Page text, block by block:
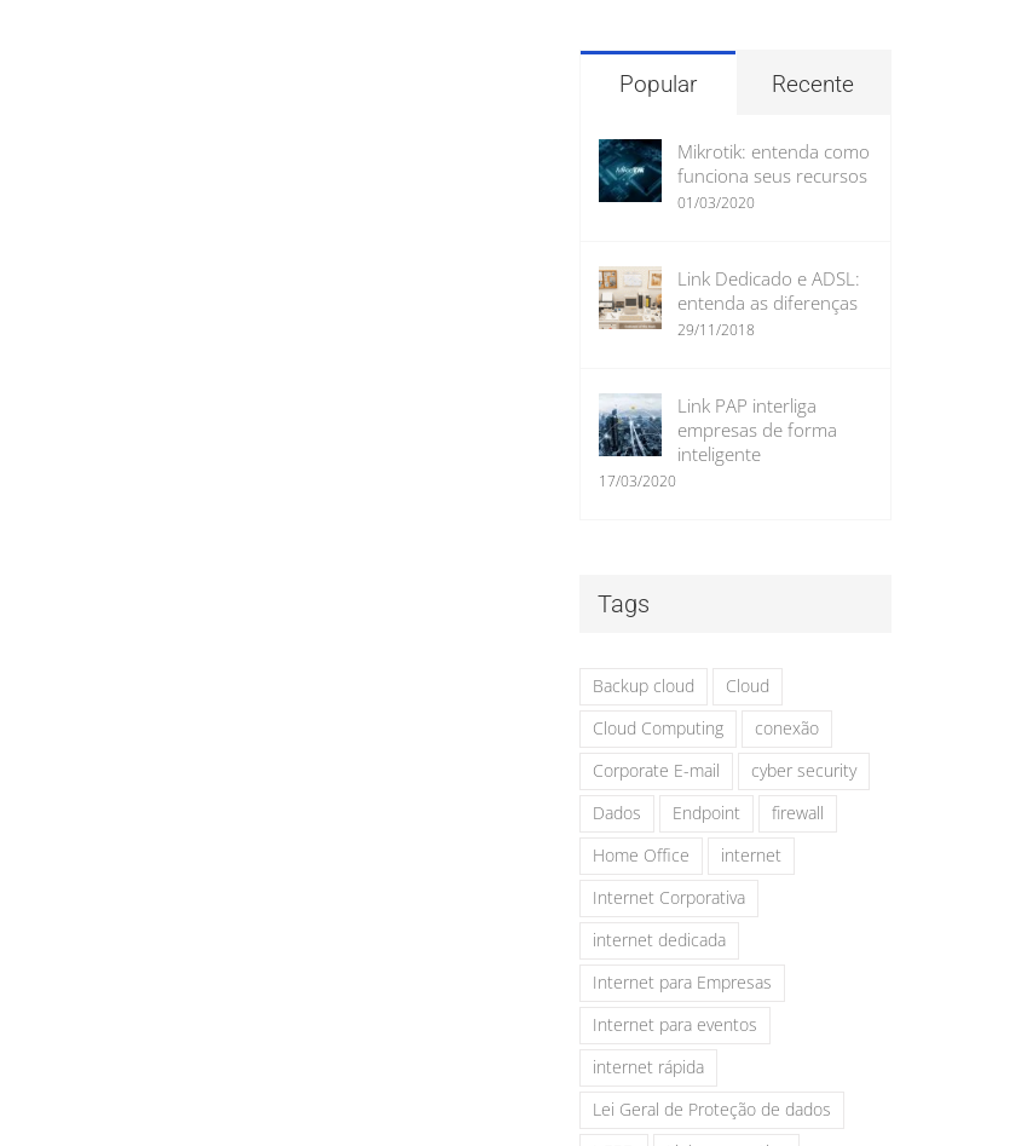
Popular Recente
Mikrotik: entenda como
funciona seus recursos
01/03/2020
Link Dedicado e ADSL:
entenda as diferenças
29/11/2018
Link PAP interliga
empresas de forma
inteligente
17/03/2020
Tags
Backup cloud
Cloud
Cloud Computing
conexão
Corporate E-mail
cyber security
Dados
Endpoint
firewall
Home Office
internet
Internet Corporativa
internet dedicada
Internet para Empresas
Internet para eventos
internet rápida
Lei Geral de Proteção de dados